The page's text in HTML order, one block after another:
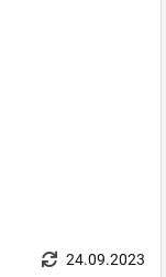
24.09.2023